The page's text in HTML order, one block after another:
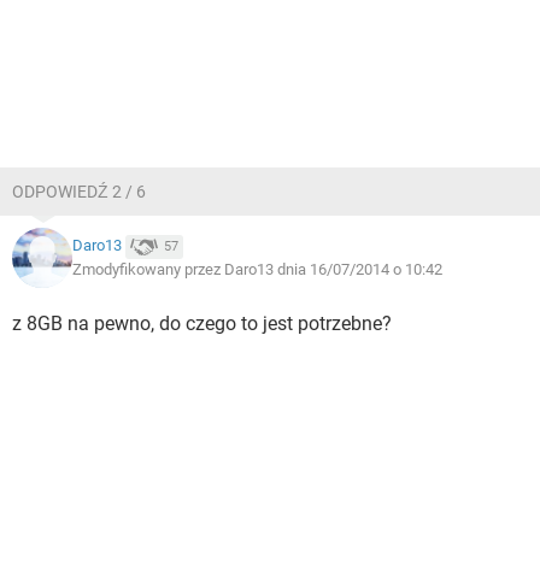
ODPOWIEDŹ 2 / 6
Daro13 57
Zmodyfikowany przez Daro13 dnia 16/07/2014 o 10:42
z 8GB na pewno, do czego to jest potrzebne?